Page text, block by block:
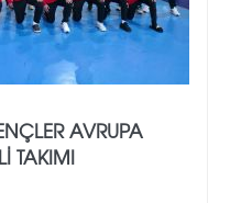
AVRUPA
TAKIMI